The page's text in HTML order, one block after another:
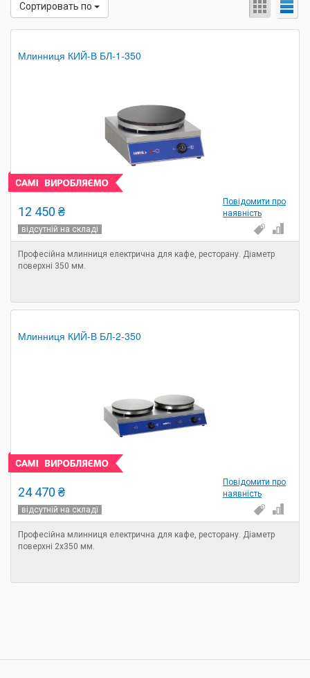
Сортировать по
Млинниця КИЙ-В БЛ-1-350
Повідомити про
наявність
12 450 ₴
відсутній на складі
Професійна млинниця електрична для кафе, ресторану. Діаметр
поверхні 350 мм.
Млинниця КИЙ-В БЛ-2-350
Повідомити про
наявність
24 470 ₴
відсутній на складі
Професійна млинниця електрична для кафе, ресторану. Діаметр
поверхні 2х350 мм.